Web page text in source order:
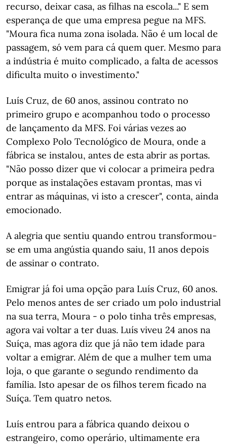
recurso, deixar casa, as filhas na escola..." E sem
esperança de que uma empresa pegue na MFS.
"Moura fica numa zona isolada. Não é um local de
passagem, só vem para cá quem quer. Mesmo para
a indústria é muito complicado, a falta de acessos
dificulta muito o investimento."
Luís Cruz, de 60 anos, assinou contrato no
primeiro grupo e acompanhou todo o processo
de lançamento da MFS. Foi várias vezes ao
Complexo Polo Tecnológico de Moura, onde a
fábrica se instalou, antes de esta abrir as portas.
"Não posso dizer que vi colocar a primeira pedra
porque as instalações estavam prontas, mas vi
entrar as máquinas, vi isto a crescer", conta, ainda
emocionado.
A alegria que sentiu quando entrou transformou-
se em uma angústia quando saiu, 11 anos depois
de assinar o contrato.
Emigrar já foi uma opção para Luís Cruz, 60 anos.
Pelo menos antes de ser criado um polo industrial
na sua terra, Moura - o polo tinha três empresas,
agora vai voltar a ter duas. Luís viveu 24 anos na
Suíça, mas agora diz que já não tem idade para
voltar a emigrar. Além de que a mulher tem uma
loja, o que garante o segundo rendimento da
família. Isto apesar de os filhos terem ficado na
Suíça. Tem quatro netos.
Luís entrou para a fábrica quando deixou o
estrangeiro, como operário, ultimamente era